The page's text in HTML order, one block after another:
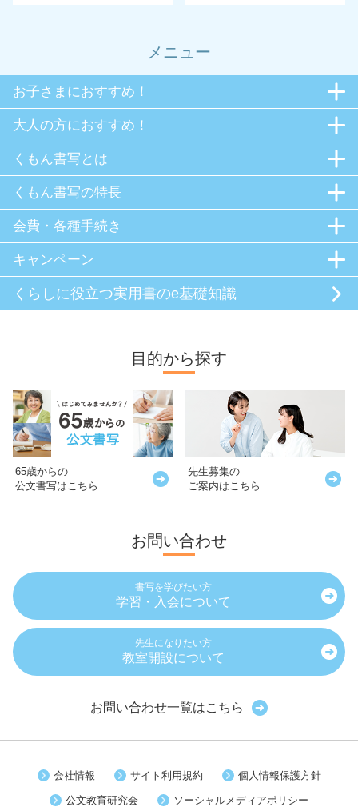
メニュー
お子さまにおすすめ！
大人の方におすすめ！
くもん書写とは
くもん書写の特長
会費・各種手続き
キャンペーン
くらしに役立つ実用書のe基礎知識
目的から探す
65歳からの
公文書写はこちら
先生募集の
ご案内はこちら
お問い合わせ
書写を学びたい方
学習・入会について
先生になりたい方
教室開設について
お問い合わせ一覧はこちら
会社情報 サイト利用規約 個人情報保護方針
公文教育研究会 ソーシャルメディアポリシー